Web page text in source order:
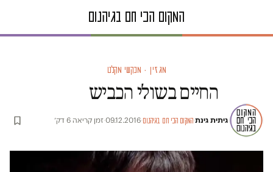
מגזין · מבקשי מקלט
החיים בשולי הכביש
גיתית גינת·המקום הכי חם בגיהנום·
09.12.2016
·זמן קריאה 6 דק׳